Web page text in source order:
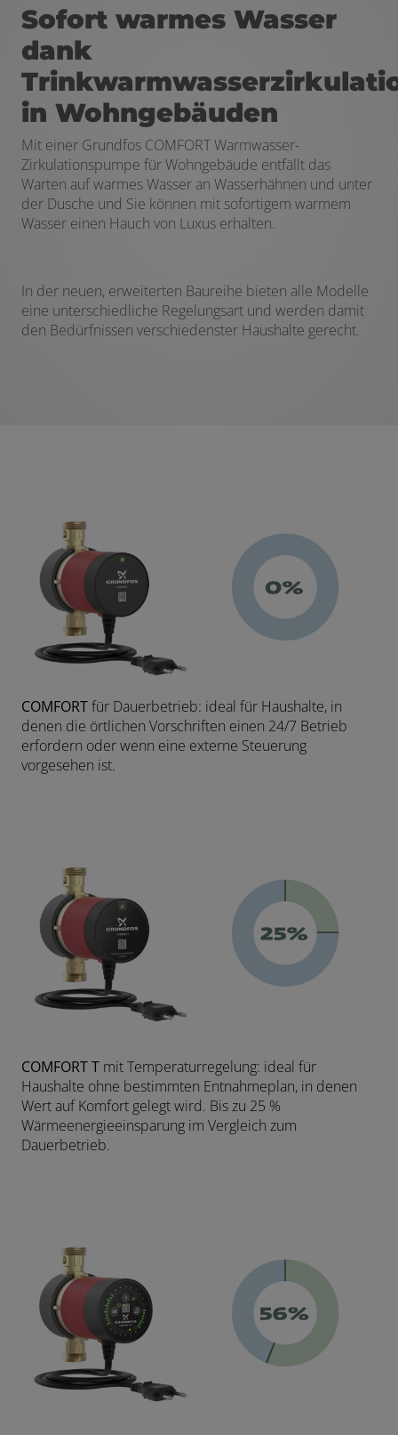
Sofort warmes Wasser
dank
in Wohngebäuden
Mit einer Grundfos COMFORT Warmwasser-
Zirkulationspumpe für Wohngebäude entfällt das
Warten auf warmes Wasser an Wasserhähnen und unter
der Dusche und Sie können mit sofortigem warmem
Wasser einen Hauch von Luxus erhalten.
In der neuen, erweiterten Baureihe bieten alle Modelle
eine unterschiedliche Regelungsart und werden damit
den Bedürfnissen verschiedenster Haushalte gerecht.
COMFORTfür Dauerbetrieb: ideal für Haushalte, in
denen die örtlichen Vorschriften einen 24/7 Betrieb
erfordern oder wenn eine externe Steuerung
vorgesehen ist.
COMFORT T mit Temperaturregelung: ideal für
Haushalte ohne bestimmten Entnahmeplan, in denen
Wert auf Komfort gelegt wird. Bis zu 25 %
Wärmeenergieeinsparung im Vergleich zum
Dauerbetrieb.